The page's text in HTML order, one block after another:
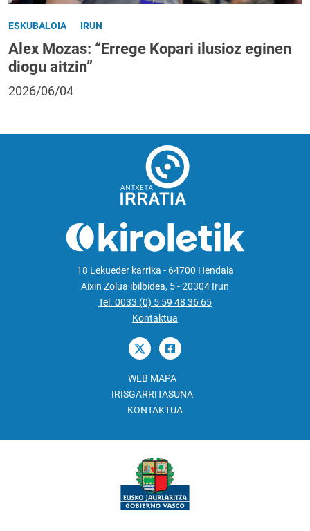
ESKUBALOIA IRUN
Alex Mozas: “Errege Kopari ilusioz eginen
diogu aitzin”
2026/06/04
18 Lekueder karrika - 64700 Hendaia
Aixin Zolua ibilbidea, 5 - 20304 Irun
Tel. 0033 (0) 5 59 48 36 65
Kontaktua
WEB MAPA
IRISGARRITASUNA
KONTAKTUA